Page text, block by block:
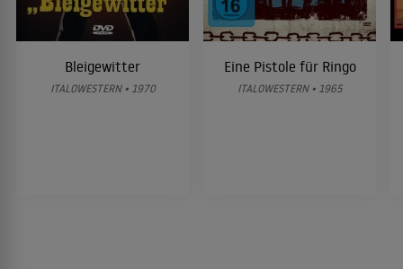
Bleigewitter
ITALOWESTERN • 1970
Eine Pistole für Ringo
ITALOWESTERN • 1965